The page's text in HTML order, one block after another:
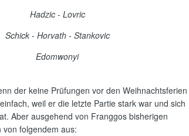
Hadzic - Lovric
Schick - Horvath - Stankovic
Edomwonyi
der keine Prüfungen vor den Weihnachtsferien
weil er die letzte Partie stark war und sich
Aber ausgehend von Franggos bisherigen
folgendem aus: